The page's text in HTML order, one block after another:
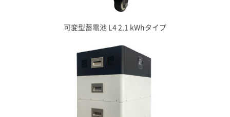
可変型蓄電池​ L4 2.1 kWhタイプ